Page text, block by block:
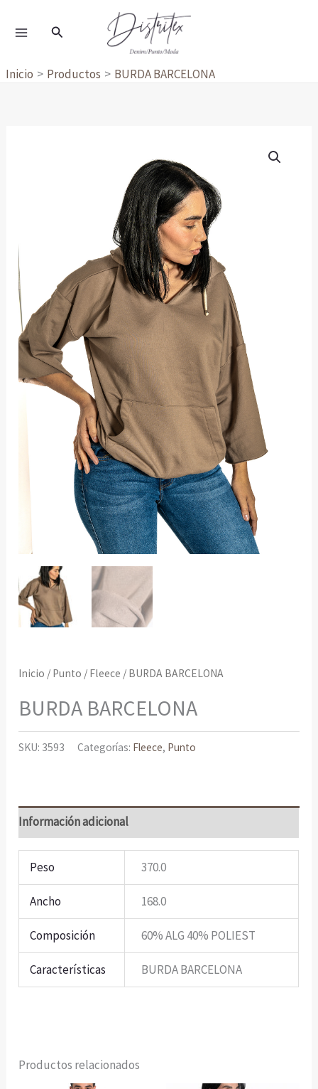
Buscar
Inicio Productos BURDA BARCELONA
Inicio / Punto / Fleece / BURDA BARCELONA
BURDA BARCELONA
SKU: 3593 Categorías: Fleece, Punto
Información adicional
Peso 370.0
Ancho 168.0
Composición 60% ALG 40% POLIEST
Características BURDA BARCELONA
Productos relacionados